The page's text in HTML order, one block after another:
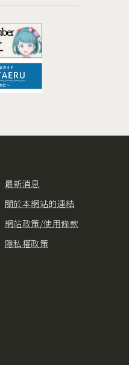
最新消息
關於本網站的連結
網站政策/使用條款
隱私權政策